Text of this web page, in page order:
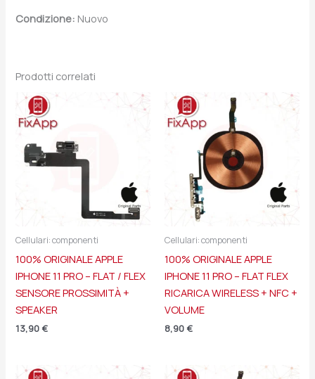
Condizione: Nuovo
Prodotti correlati
Cellulari: componenti
100% ORIGINALE APPLE
IPHONE 11 PRO – FLAT / FLEX
SENSORE PROSSIMITÀ +
SPEAKER
13,90 €
Cellulari: componenti
100% ORIGINALE APPLE
IPHONE 11 PRO – FLAT FLEX
RICARICA WIRELESS + NFC +
VOLUME
8,90 €